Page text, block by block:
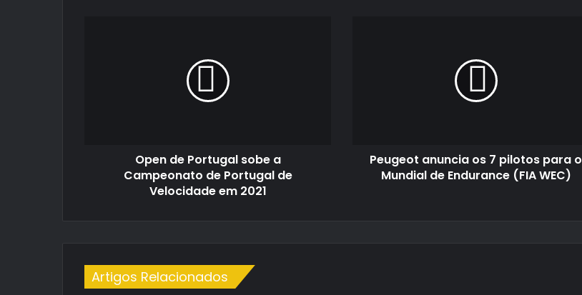
Open de Portugal sobe a
Campeonato de Portugal de
Velocidade em 2021
Endurance
Peugeot anuncia os 7 pilotos para o
Mundial de Endurance (FIA WEC)
Artigos Relacionados